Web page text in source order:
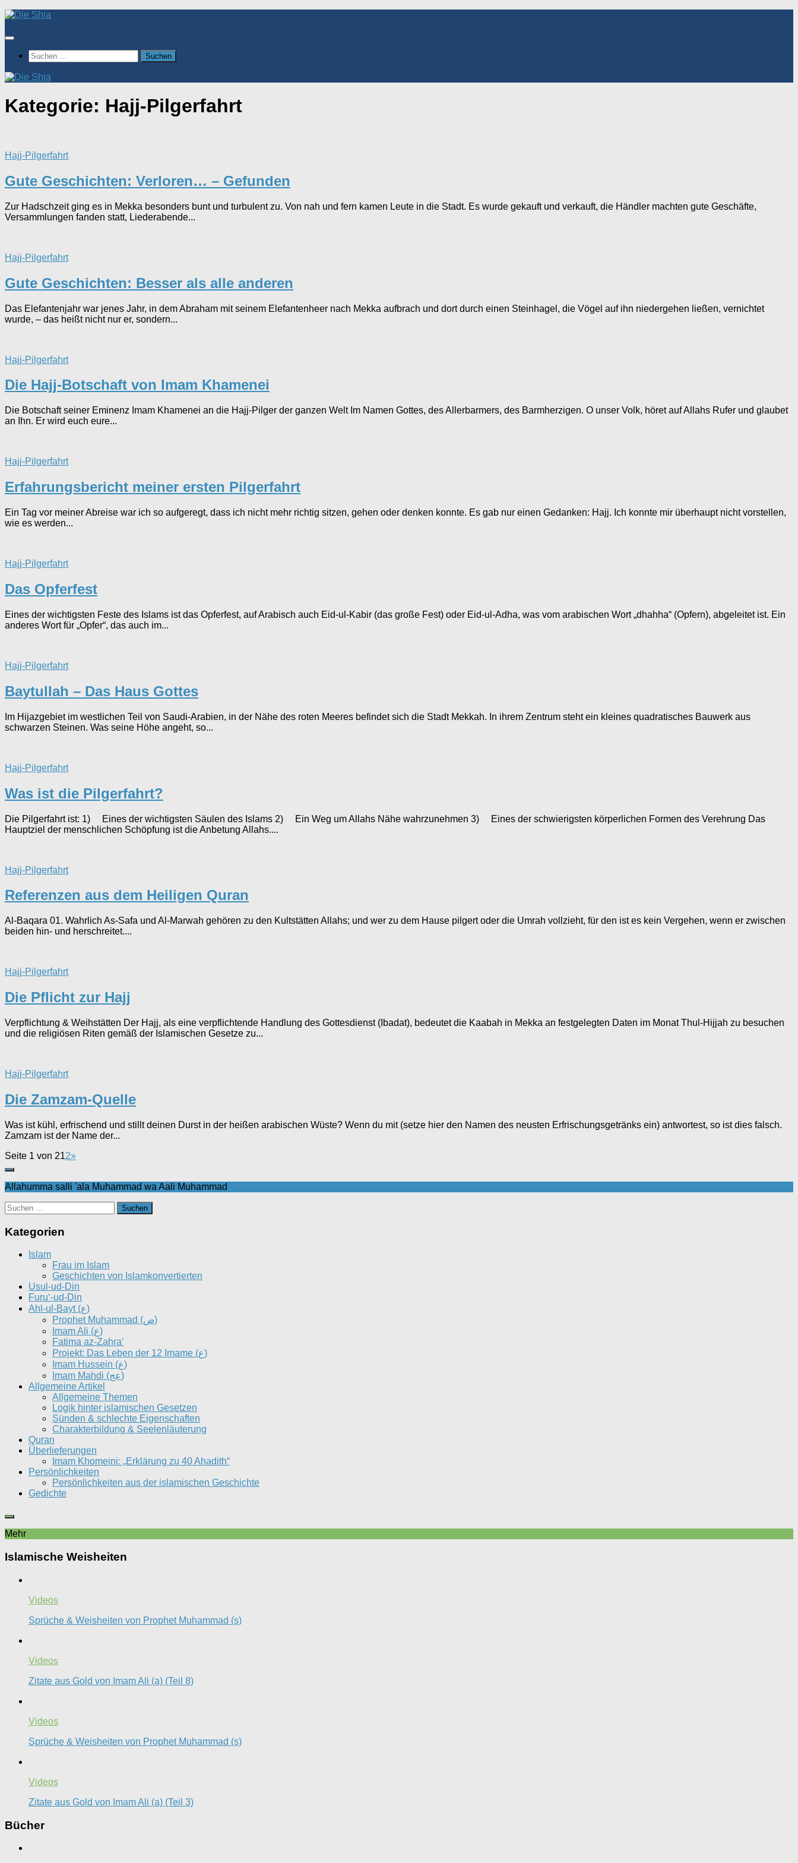
Zum
springen
Suchen
nach:
Kategorie: Hajj-Pilgerfahrt
Hajj-Pilgerfahrt
Gute Geschichten: Verloren… – Gefunden
Zur Hadschzeit ging es in Mekka besonders bunt und turbulent zu. Von nah und fern kamen Leute in die Stadt. Es wurde gekauft und verkauft, die Händler machten gute Geschäfte,
Versammlungen fanden statt, Liederabende...
Hajj-Pilgerfahrt
Gute Geschichten: Besser als alle anderen
Das Elefantenjahr war jenes Jahr, in dem Abraham mit seinem Elefantenheer nach Mekka aufbrach und dort durch einen Steinhagel, die Vögel auf ihn niedergehen ließen, vernichtet
wurde, – das heißt nicht nur er, sondern...
Hajj-Pilgerfahrt
Die Hajj-Botschaft von Imam Khamenei
Die Botschaft seiner Eminenz Imam Khamenei an die Hajj-Pilger der ganzen Welt Im Namen Gottes, des Allerbarmers, des Barmherzigen. O unser Volk, höret auf Allahs Rufer und glaubet
an Ihn. Er wird euch eure...
Hajj-Pilgerfahrt
Erfahrungsbericht meiner ersten Pilgerfahrt
Ein Tag vor meiner Abreise war ich so aufgeregt, dass ich nicht mehr richtig sitzen, gehen oder denken konnte. Es gab nur einen Gedanken: Hajj. Ich konnte mir überhaupt nicht vorstellen,
wie es werden...
Hajj-Pilgerfahrt
Das Opferfest
Eines der wichtigsten Feste des Islams ist das Opferfest, auf Arabisch auch Eid-ul-Kabir (das große Fest) oder Eid-ul-Adha, was vom arabischen Wort „dhahha“ (Opfern), abgeleitet ist. Ein
anderes Wort für „Opfer“, das auch im...
Hajj-Pilgerfahrt
Baytullah – Das Haus Gottes
Im Hijazgebiet im westlichen Teil von Saudi-Arabien, in der Nähe des roten Meeres befindet sich die Stadt Mekkah. In ihrem Zentrum steht ein kleines quadratisches Bauwerk aus
schwarzen Steinen. Was seine Höhe angeht, so...
Hajj-Pilgerfahrt
Was ist die Pilgerfahrt?
Die Pilgerfahrt ist: 1) Eines der wichtigsten Säulen des Islams 2) Ein Weg um Allahs Nähe wahrzunehmen 3) Eines der schwierigsten körperlichen Formen des Verehrung Das
Hauptziel der menschlichen Schöpfung ist die Anbetung Allahs....
Hajj-Pilgerfahrt
Referenzen aus dem Heiligen Quran
Al-Baqara 01. Wahrlich As-Safa und Al-Marwah gehören zu den Kultstätten Allahs; und wer zu dem Hause pilgert oder die Umrah vollzieht, für den ist es kein Vergehen, wenn er zwischen
beiden hin- und herschreitet....
Hajj-Pilgerfahrt
Die Pflicht zur Hajj
Verpflichtung & Weihstätten Der Hajj, als eine verpflichtende Handlung des Gottesdienst (Ibadat), bedeutet die Kaabah in Mekka an festgelegten Daten im Monat Thul-Hijjah zu besuchen
und die religiösen Riten gemäß der Islamischen Gesetze zu...
Hajj-Pilgerfahrt
Die Zamzam-Quelle
Was ist kühl, erfrischend und stillt deinen Durst in der heißen arabischen Wüste? Wenn du mit (setze hier den Namen des neusten Erfrischungsgetränks ein) antwortest, so ist dies falsch.
Zamzam ist der Name der...
Seite 1 von 212»
Allahumma salli 'ala Muhammad wa Aali Muhammad
Suchen
nach:
Kategorien
Islam
Frau im Islam
Geschichten von Islamkonvertierten
Usul-ud-Din
Furu‘-ud-Din
Ahl-ul-Bayt (ع)
Prophet Muhammad (ص)
Imam Ali (ع)
Fatima az-Zahra‘
Projekt: Das Leben der 12 Imame (ع)
Imam Hussein (ع)
Imam Mahdi (عج)
Allgemeine Artikel
Allgemeine Themen
Logik hinter islamischen Gesetzen
Sünden & schlechte Eigenschaften
Charakterbildung & Seelenläuterung
Quran
Überlieferungen
Imam Khomeini: „Erklärung zu 40 Ahadith“
Persönlichkeiten
Persönlichkeiten aus der islamischen Geschichte
Gedichte
Mehr
Islamische Weisheiten
Videos
Sprüche & Weisheiten von Prophet Muhammad (s)
Videos
Zitate aus Gold von Imam Ali (a) (Teil 8)
Videos
Sprüche & Weisheiten von Prophet Muhammad (s)
Videos
Zitate aus Gold von Imam Ali (a) (Teil 3)
Bücher